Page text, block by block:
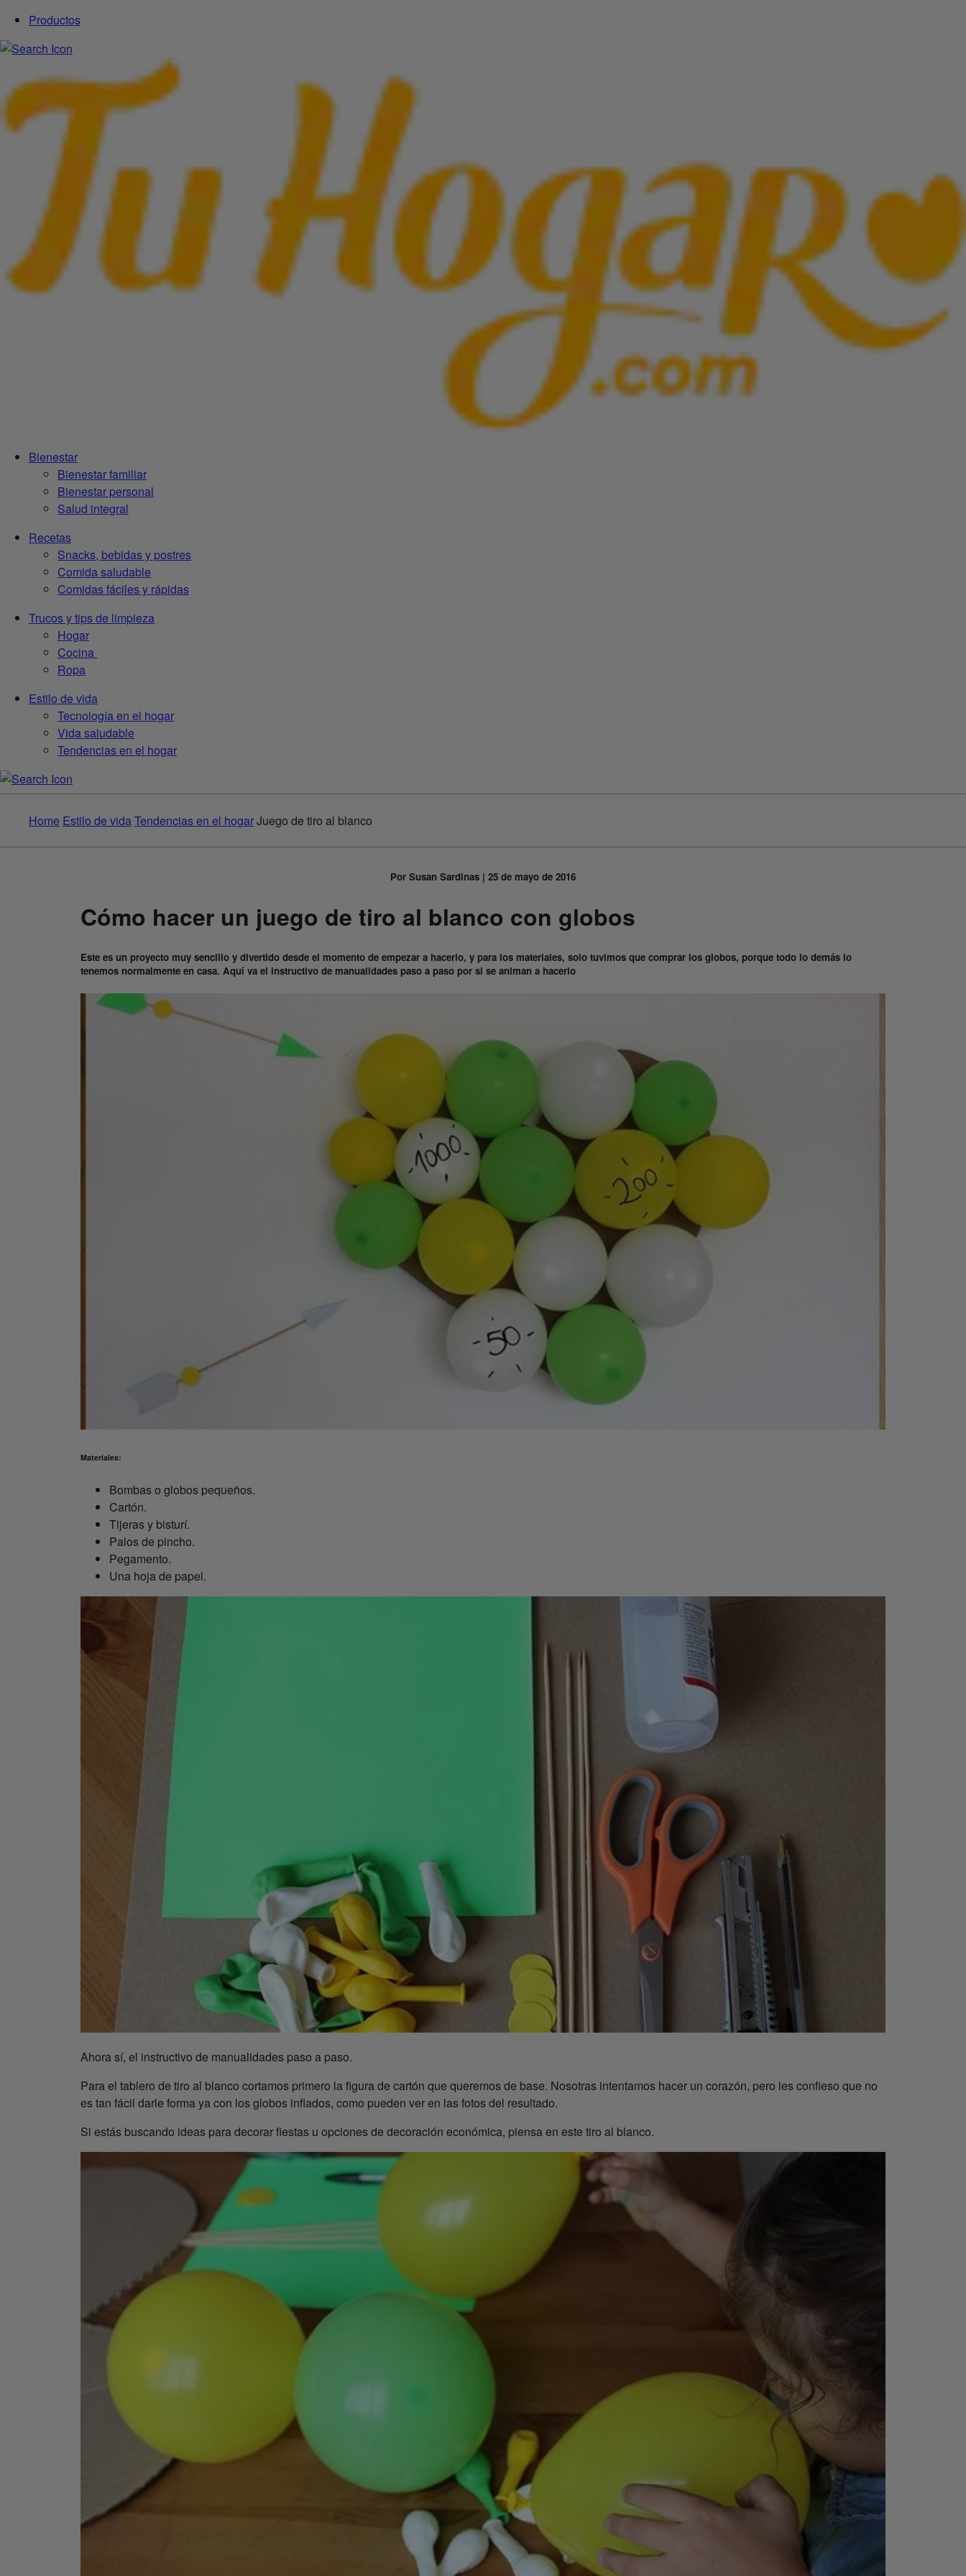
Productos
Bienestar
Bienestar familiar
Bienestar personal
Salud integral
Recetas
Snacks, bebidas y postres
Comida saludable
Comidas fáciles y rápidas
Trucos y tips de limpieza
Hogar
Cocina
Ropa
Estilo de vida
Tecnología en el hogar
Vida saludable
Tendencias en el hogar
Home Estilo de vidaTendencias en el hogarJuego de tiro al blanco
Por Susan Sardinas | 25 de mayo de 2016
Cómo hacer un juego de tiro al blanco con globos
Este es un proyecto muy sencillo y divertido desde el momento de empezar a hacerlo, y para los materiales, solo tuvimos que comprar los globos, porque todo lo demás lo
tenemos normalmente en casa. Aquí va el instructivo de manualidades paso a paso por si se animan a hacerlo
Materiales:
Bombas o globos pequeños.
Cartón.
Tijeras y bisturí.
Palos de pincho.
Pegamento.
Una hoja de papel.
Ahora sí, el instructivo de manualidades paso a paso.
Para el tablero de tiro al blanco cortamos primero la figura de cartón que queremos de base. Nosotras intentamos hacer un corazón, pero les confieso que no
es tan fácil darle forma ya con los globos inflados, como pueden ver en las fotos del resultado.
Si estás buscando ideas para decorar fiestas u opciones de decoración económica, piensa en este tiro al blanco.